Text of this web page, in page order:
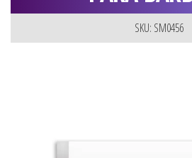
SKU: SM0456